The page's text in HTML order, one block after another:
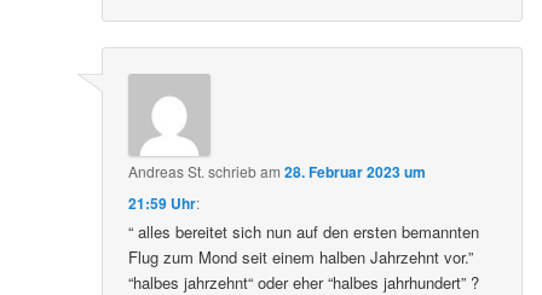
Andreas St. schriebam28. Februar 2023 um
21:59 Uhr:
“ alles bereitet sich nun auf den ersten bemannten
Flug zum Mond seit einem halben Jahrzehnt vor.”
“halbes jahrzehnt“ oder eher “halbes jahrhundert” ?